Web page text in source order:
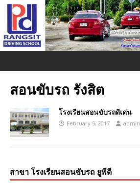
สอนขับรถ รังสิต
โรงเรียนสอนขับรถดีเด่น
February 5, 2017 admin
สาขา โรงเรียนสอนขับรถ ยูพีดี